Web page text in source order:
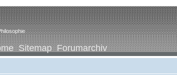
Sitemap Forumarchiv